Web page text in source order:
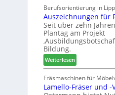
n
a
u
f
ü
r
W
e
m
h
ö
n
e
c
h
e
n
s
t
a
u
r
a
Berufsorientierung in
Auszeichnungen für
Seit über zehn
Plantag am Projekt
Bildung.
Weiterlesen:
A
u
s
Fräsmaschinen für
Lamello-Fräser und -